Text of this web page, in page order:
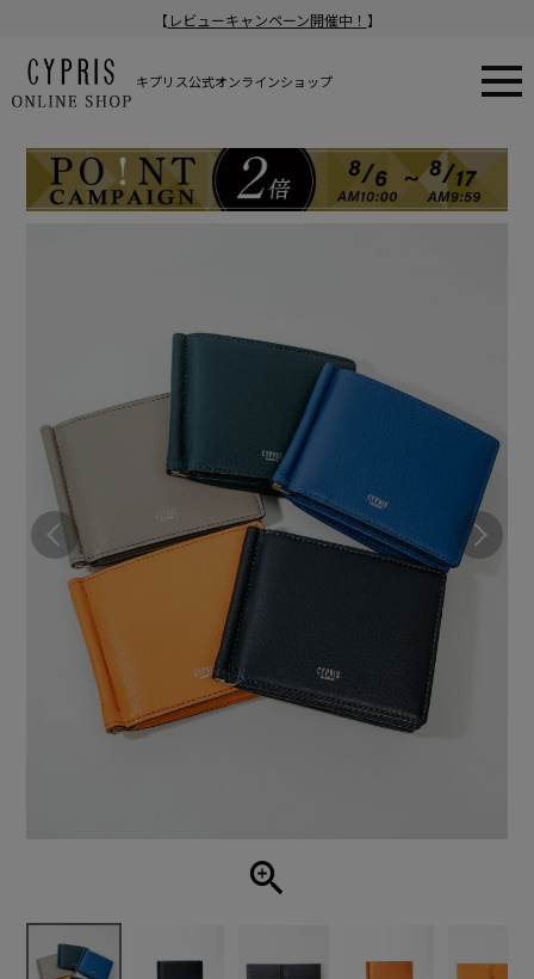
【 レビューキャンペーン開催中！ 】
キプリス公式オンラインショップ